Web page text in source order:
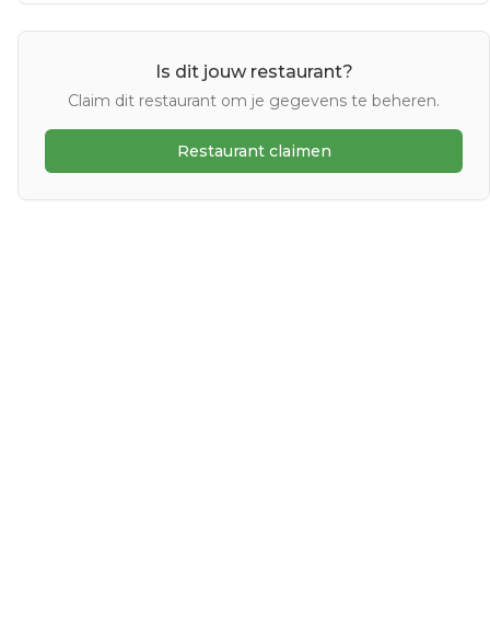
Is dit jouw restaurant?
Claim dit restaurant om je gegevens te beheren.
Restaurant claimen